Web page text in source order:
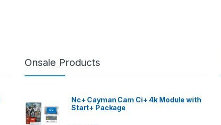
Onsale Products
Nc+ Cayman Cam Ci+ 4k Module with
Start+ Package